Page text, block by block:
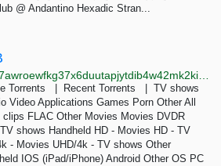
@ Andantino Hexadic Stran...
Torrents | Recent Torrents | TV shows
Applications Games Porn Other All
FLAC Other Movies Movies DVDR
shows Handheld HD - Movies HD - TV
- Movies UHD/4k - TV shows Other
IOS (iPad/iPhone) Android Other OS PC